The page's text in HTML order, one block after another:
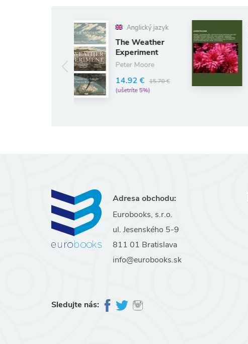
Anglický jazyk
The Weather
Peter Moore
15.70 €
Nemecký
Uhrentechnik
21.70 €
(ušetríte 5%)
Adresa obchodu:
Eurobooks, s.r.o.
ul. Jesenského 5-9
811 01 Bratislava
info@eurobooks.sk
Sledujte nás: